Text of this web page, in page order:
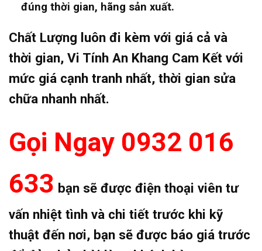
đúng thời gian, hãng sản xuất.
Chất Lượng luôn đi kèm với giá cả và
thời gian, Vi Tính An Khang Cam Kết với
mức giá cạnh tranh nhất, thời gian sửa
chữa nhanh nhất.
Gọi Ngay 0932 016
633 bạn sẽ được điện thoại viên tư
vấn nhiệt tình và chi tiết trước khi kỹ
thuật đến nơi, bạn sẽ được báo giá trước